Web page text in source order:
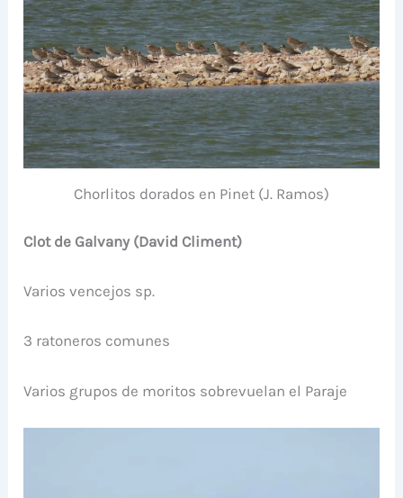
Chorlitos dorados en Pinet (J. Ramos)
Clot de Galvany (David Climent)
Varios vencejos sp.
3 ratoneros comunes
Varios grupos de moritos sobrevuelan el Paraje